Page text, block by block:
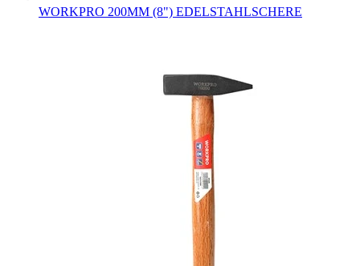
WORKPRO 200MM (8") EDELSTAHLSCHERE